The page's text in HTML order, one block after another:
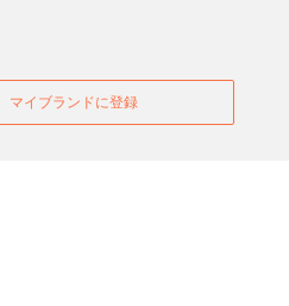
マイブランドに登録